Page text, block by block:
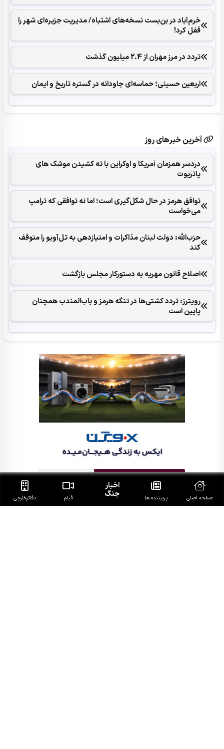
خرم‌آباد در بن‌بست نسخه‌های اشتباه/ مدیریت جزیره‌ای شهر را
قفل کرد‌!
تردد در مرز مهران از 2.4 میلیون گذشت
اربعین حسینی؛ حماسه‌ای جاودانه در گستره تاریخ و ایمان
آخرین خبرهای روز
دردسر همزمان آمریکا و اوکراین با ته کشیدن موشک های
پاتریوت
توافق هرمز در حال شکل‌گیری است؛ اما نه توافقی که ترامپ
می‌خواست
حزب‌الله: دولت لبنان مذاکرات و امتیازدهی به تل‌آویو را متوقف
کند
اصلاح قانون مهریه به دستورکار مجلس بازگشت
رویترز: تردد کشتی‌ها در تنگه هرمز و باب‌المندب همچنان
پایین است
صفحه اصلی پربیننده ها
اخبار
جنگ فیلم دفاتر‌خارجی